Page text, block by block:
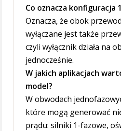
Co oznacza konfiguracja
Oznacza, że obok
wyłączane jest także
czyli wyłącznik działa na
jednocześnie.
W jakich aplikacjach
model?
W obwodach
które mogą generować
prądu: silniki 1-fazowe,